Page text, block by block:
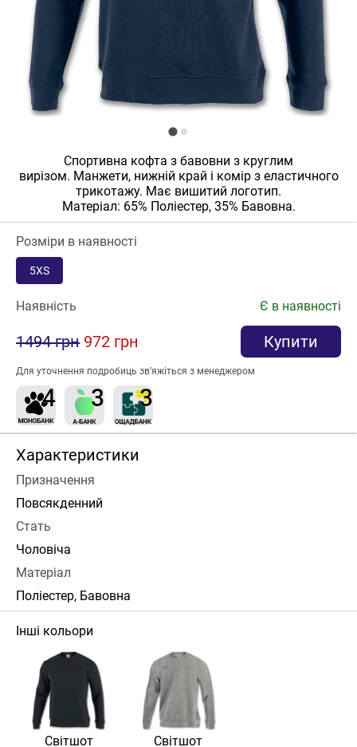
Спортивна кофта з бавовни з круглим
вирізом. Манжети, нижній край і комір з еластичного
трикотажу. Має вишитий логотип.
Матеріал: 65% Поліестер, 35% Бавовна.
Розміри в наявності
5XS
Наявність Є в наявності
1494 грн 972 грн Купити
Для уточнення подробиць зв’яжіться з менеджером
Характеристики
Призначення
Повсякденний
Стать
Чоловіча
Матеріал
Поліестер, Бавовна
Інші кольори
Світшот Світшот